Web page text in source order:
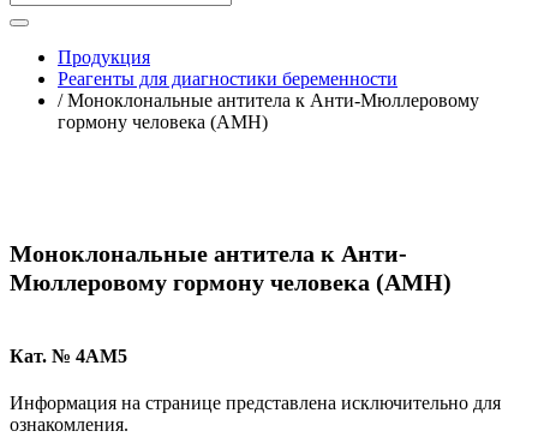
Продукция
Реагенты для диагностики беременности
/ Моноклональные антитела к Анти-Мюллеровому
гормону человека (AMH)
Моноклональные антитела к Анти-
Мюллеровому гормону человека (AMH)
Кат. № 4AM5
Информация на странице представлена исключительно для
ознакомления.